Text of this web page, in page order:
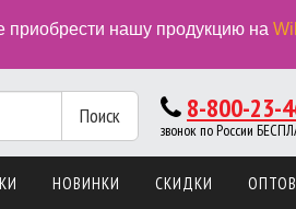
приобрести нашу продукцию на
Поиск 8-800-23-
звонок по России
НОВИНКИ СКИДКИ